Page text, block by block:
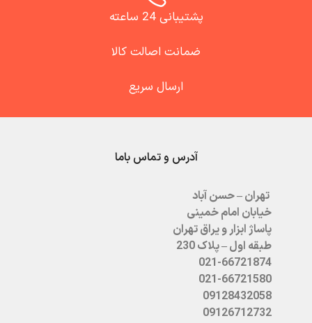
پشتیبانی 24 ساعته
ضمانت اصالت کالا
ارسال سریع
آدرس و تماس باما
تهران – حسن آباد
خیابان امام خمینی
پاساژ ابزار و یراق تهران
طبقه اول – پلاک 230
021-66721874
021-66721580
09128432058
09126712732